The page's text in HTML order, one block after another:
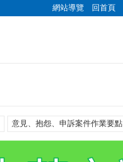
網站導覽 回首頁
意見、抱怨、申訴案件作業要點